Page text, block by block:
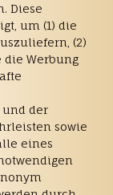
Diese
um (1) die
(2)
Werbung
der
sowie
eines